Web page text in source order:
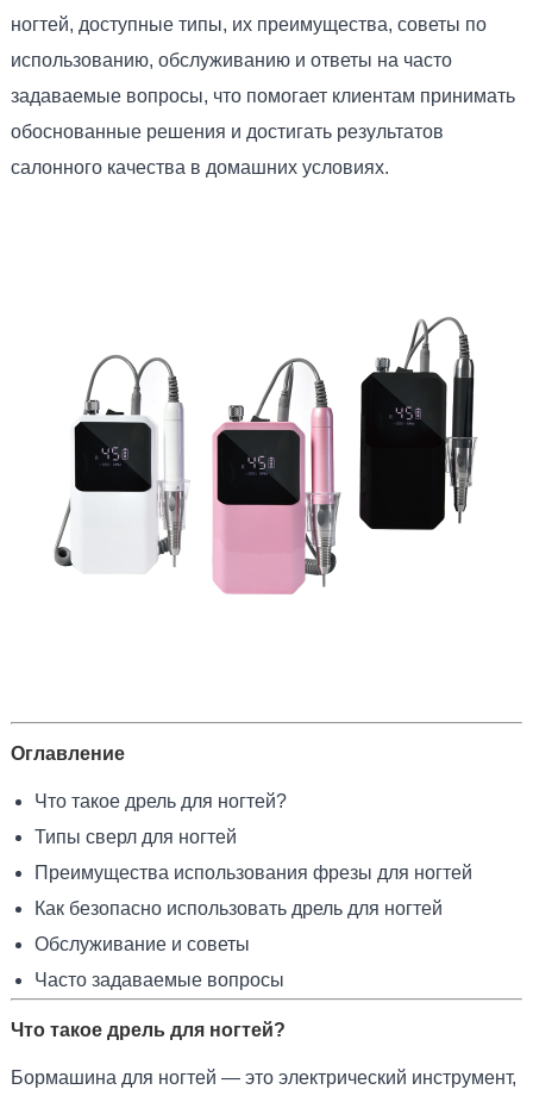
ногтей, доступные типы, их преимущества, советы по
использованию, обслуживанию и ответы на часто
задаваемые вопросы, что помогает клиентам принимать
обоснованные решения и достигать результатов
салонного качества в домашних условиях.
Оглавление
Что такое дрель для ногтей?
Типы сверл для ногтей
Преимущества использования фрезы для ногтей
Как безопасно использовать дрель для ногтей
Обслуживание и советы
Часто задаваемые вопросы
Что такое дрель для ногтей?
Бормашина для ногтей — это электрический инструмент,